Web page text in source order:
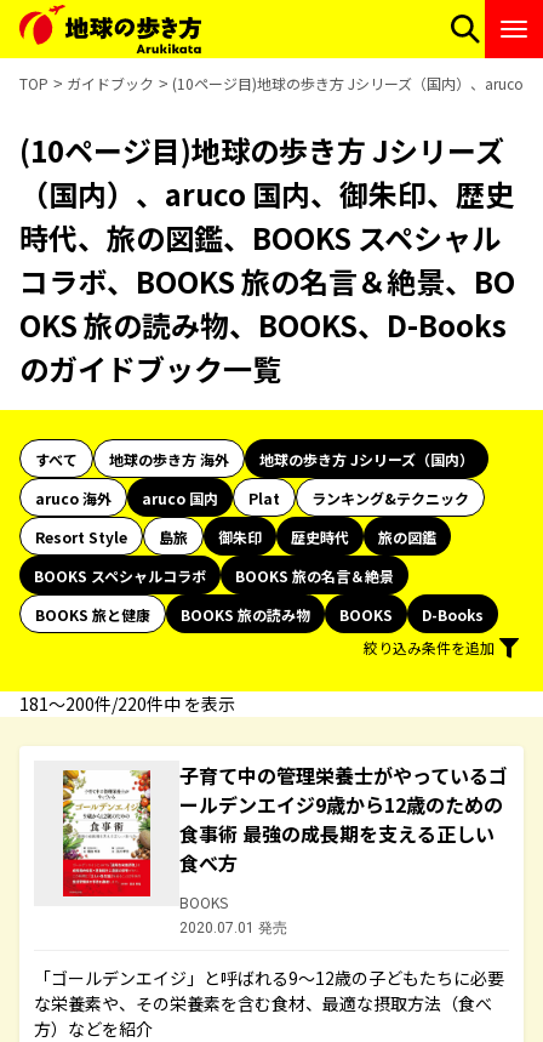
TOP ガイドブック (10ページ目)地球の歩き方 Jシリーズ（国内）、aruco
(10ページ目)地球の歩き方 Jシリーズ
（国内）、aruco 国内、御朱印、歴史
時代、旅の図鑑、BOOKS スペシャル
コラボ、BOOKS 旅の名言＆絶景、BO
OKS 旅の読み物、BOOKS、D-Books
のガイドブック一覧
すべて 地球の歩き方 海外
地球の歩き方 Jシリーズ（国内）
aruco 海外
aruco 国内 Plat
ランキング&テクニック
Resort Style
島旅 御朱印 歴史時代
旅の図鑑
BOOKS スペシャルコラボ
BOOKS 旅の名言＆絶景
BOOKS 旅と健康
BOOKS 旅の読み物 BOOKS
D-Books
絞り込み条件を追加
181〜200件/220件中 を表示
子育て中の管理栄養士がやっているゴ
ールデンエイジ9歳から12歳のための
食事術 最強の成長期を支える正しい
食べ方
BOOKS
2020.07.01 発売
「ゴールデンエイジ」と呼ばれる9～12歳の子どもたちに必要
な栄養素や、その栄養素を含む食材、最適な摂取方法（食べ
方）などを紹介